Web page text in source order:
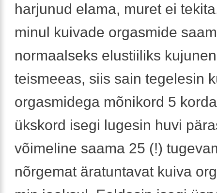
harjunud elama, muret ei
minul kuivade orgasmide
normaalseks elustiiliks
teismeeas, siis sain tegelesin
orgasmidega mõnikord 5
ükskord isegi lugesin huvi
võimeline saama 25 (!)
nõrgemat äratuntavat kuiva